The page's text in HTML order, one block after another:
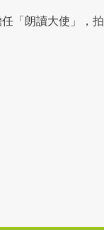
「朗讀大使」，拍